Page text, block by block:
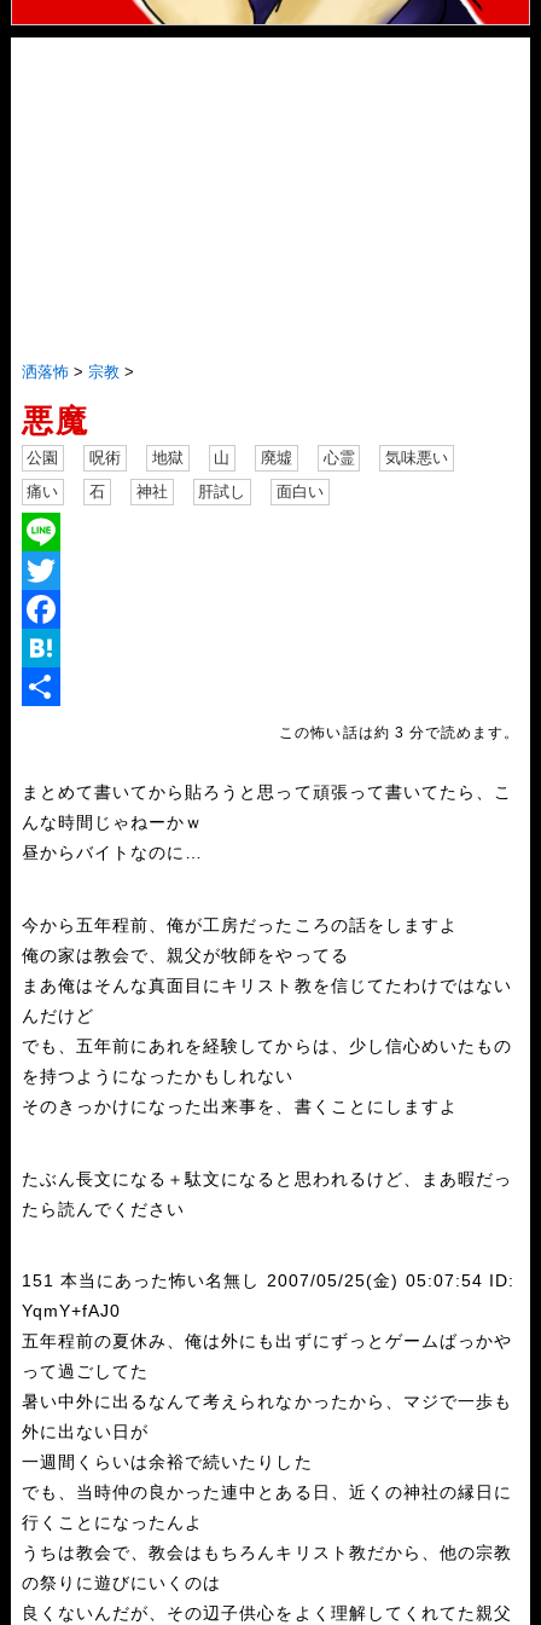
洒落怖> 宗教>
悪魔
公園 呪術 地獄 山 廃墟 心霊
気味悪い
痛い
石 神社 肝試し 面白い
L
e
T
w
e
r
a
b
o
k
H
e
n
この怖い話は約 3 分で読めます。
まとめて書いてから貼ろうと思って頑張って書いてたら、こ
んな時間じゃねーかｗ
昼からバイトなのに…
今から五年程前、俺が工房だったころの話をしますよ
俺の家は教会で、親父が牧師をやってる
まあ俺はそんな真面目にキリスト教を信じてたわけではない
んだけど
でも、五年前にあれを経験してからは、少し信心めいたもの
を持つようになったかもしれない
そのきっかけになった出来事を、書くことにしますよ
たぶん長文になる＋駄文になると思われるけど、まあ暇だっ
たら読んでください
151 本当にあった怖い名無し 2007/05/25(金) 05:07:54 ID:
YqmY+fAJ0
五年程前の夏休み、俺は外にも出ずにずっとゲームばっかや
って過ごしてた
暑い中外に出るなんて考えられなかったから、マジで一歩も
外に出ない日が
一週間くらいは余裕で続いたりした
でも、当時仲の良かった連中とある日、近くの神社の縁日に
行くことになったんよ
うちは教会で、教会はもちろんキリスト教だから、他の宗教
の祭りに遊びにいくのは
良くないんだが、その辺子供心をよく理解してくれてた親父